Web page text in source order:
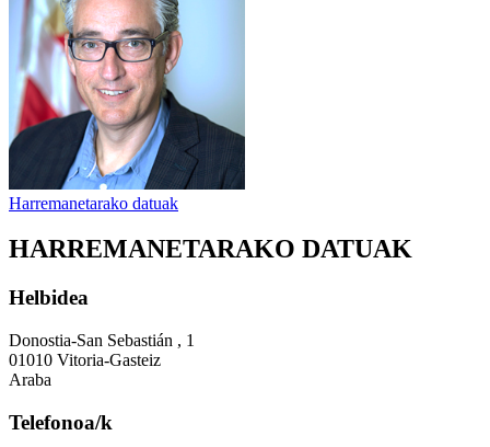
Harremanetarako datuak
HARREMANETARAKO DATUAK
Helbidea
Donostia-San Sebastián , 1
01010 Vitoria-Gasteiz
Araba
Telefonoa/k